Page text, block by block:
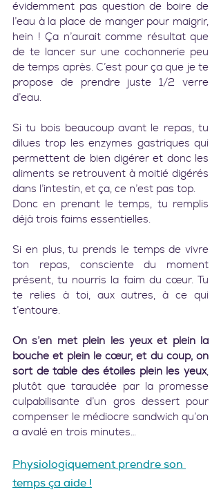
évidemment pas question de boire de
l’eau à la place de manger pour maigrir,
hein ! Ça n’aurait comme résultat que
de te lancer sur une cochonnerie peu
de temps après. C’est pour ça que je te
propose de prendre juste 1/2 verre
d’eau.
Si tu bois beaucoup avant le repas, tu
dilues trop les enzymes gastriques qui
permettent de bien digérer et donc les
aliments se retrouvent à moitié digérés
dans l’intestin, et ça, ce n’est pas top.
Donc en prenant le temps, tu remplis
déjà trois faims essentielles.
Si en plus, tu prends le temps de vivre
ton repas, consciente du moment
présent, tu nourris la faim du cœur. Tu
te relies à toi, aux autres, à ce qui
t’entoure.
On s’en met plein les yeux et plein la
bouche et plein le cœur, et du coup, on
sort de table des étoiles plein les yeux,
plutôt que taraudée par la promesse
culpabilisante d’un gros dessert pour
compenser le médiocre sandwich qu’on
a avalé en trois minutes…
Physiologiquement prendre son
temps ça aide !